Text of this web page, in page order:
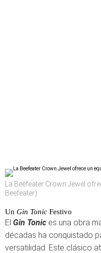
La Beefeater Crown Jewel
Beefeater)
Un Gin Tonic Festivo
El Gin Tonic es una obra
décadas ha conquistado
versatilidad. Este clásico